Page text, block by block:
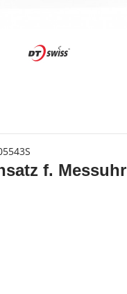
f. Messuhr